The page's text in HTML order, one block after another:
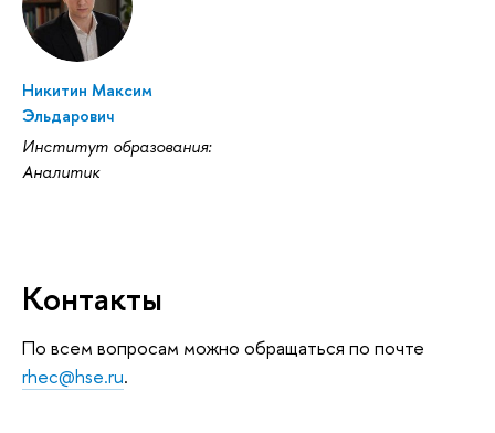
Никитин Максим
Эльдарович
Институт образования:
Аналитик
Контакты
По всем вопросам можно обращаться по почте
rhec@hse.ru.